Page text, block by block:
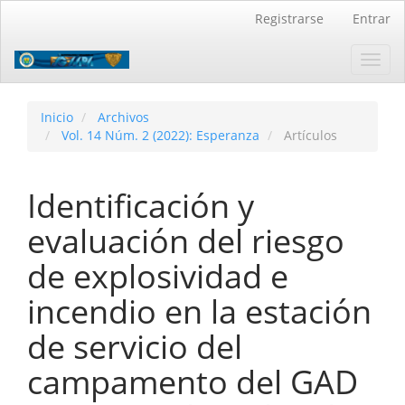
principal
Barra
Registrarse Entrar
Inicio
Archivos
Vol. 14 Núm. 2 (2022): Esperanza
Artículos
Identificación y
evaluación del riesgo
de explosividad e
incendio en la estación
de servicio del
campamento del GAD